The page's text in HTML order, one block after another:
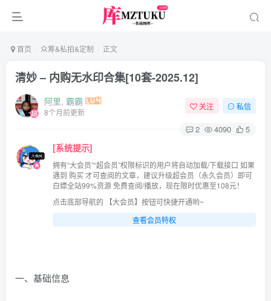
首页 众筹&私拍&定制 正文
清妙 – 内购无水印合集[10套-2025.12]
阿里, 霸霸
8个月前更新
关注 私信
2 4090 5
[系统提示]
拥有“大会员”“超会员”权限标识的用户将自动加载/下载接口 如果
遇到 购买 才可查阅的文章，建议升级超会员（永久会员）即可
白嫖全站99%资源 免费查阅/播放，现在限时优惠至108元！
点击底部导航的 【大会员】按钮可快捷开通哟~
查看会员特权
一、基础信息